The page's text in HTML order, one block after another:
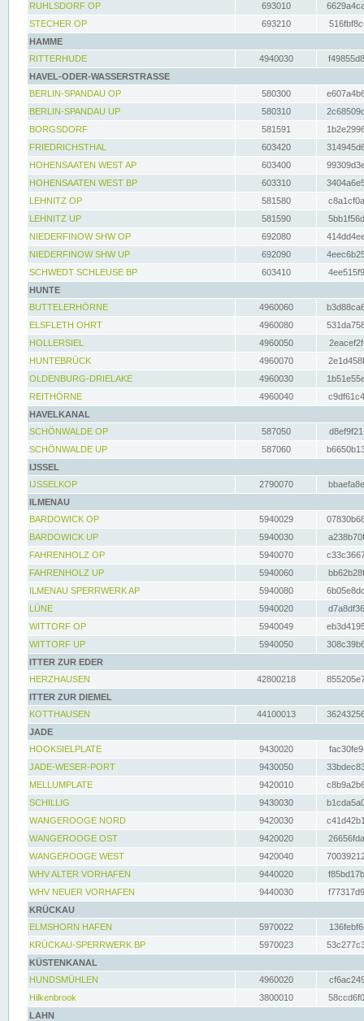
RUHLSDORF OP
693010
STECHER OP
693210
HAMME
RITTERHUDE
4940030
HAVEL-ODER-WASSERSTRASSE
BERLIN-SPANDAU OP
580300
BERLIN-SPANDAU UP
580310
BORGSDORF
581591
FRIEDRICHSTHAL
603420
HOHENSAATEN WEST AP
603400
HOHENSAATEN WEST BP
603310
LEHNITZ OP
581580
LEHNITZ UP
581590
NIEDERFINOW SHW OP
692080
NIEDERFINOW SHW UP
692090
SCHWEDT SCHLEUSE BP
603410
HUNTE
BUTTELERHÖRNE
4960060
ELSFLETH OHRT
4960080
HOLLERSIEL
4960050
HUNTEBRÜCK
4960070
OLDENBURG-DRIELAKE
4960030
REITHÖRNE
4960040
HAVELKANAL
SCHÖNWALDE OP
587050
SCHÖNWALDE UP
587060
IJSSEL
IJSSELKOP
2790070
ILMENAU
BARDOWICK OP
5940029
BARDOWICK UP
5940030
FAHRENHOLZ OP
5940070
FAHRENHOLZ UP
5940060
ILMENAU SPERRWERK AP
5940080
LÜNE
5940020
WITTORF OP
5940049
WITTORF UP
5940050
ITTER ZUR EDER
HERZHAUSEN
42800218
ITTER ZUR DIEMEL
KOTTHAUSEN
44100013
JADE
HOOKSIELPLATE
9430020
JADE-WESER-PORT
9430050
MELLUMPLATE
9420010
SCHILLIG
9430030
WANGEROOGE NORD
9420030
WANGEROOGE OST
9420020
WANGEROOGE WEST
9420040
WHV ALTER VORHAFEN
9440020
WHV NEUER VORHAFEN
9440030
KRÜCKAU
ELMSHORN HAFEN
5970022
KRÜCKAU-SPERRWERK BP
5970023
KÜSTENKANAL
HUNDSMÜHLEN
4960020
Hilkenbrook
3800010
LAHN